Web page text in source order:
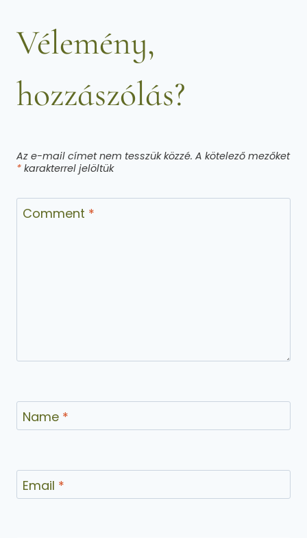
Vélemény,
hozzászólás?
Az e-mail címet nem tesszük közzé. A kötelező mezőket
* karakterrel jelöltük
Comment *
Name *
Email *